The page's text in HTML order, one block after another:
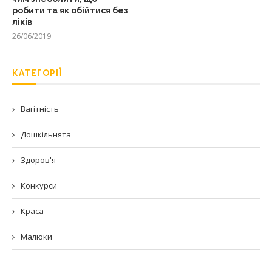
робити та як обійтися без
ліків
26/06/2019
КАТЕГОРІЇ
Вагітність
Дошкільнята
Здоров'я
Конкурси
Краса
Малюки